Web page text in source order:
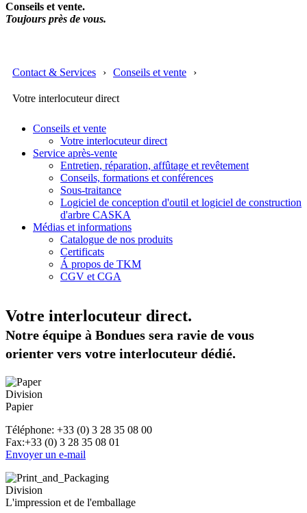
Conseils et vente.
Toujours près de vous.
Contact & Services Conseils et vente
Votre interlocuteur direct
Conseils et vente
Votre interlocuteur direct
Service après-vente
Entretien, réparation, affûtage et revêtement
Conseils, formations et conférences
Sous-traitance
Logiciel de conception d'outil et logiciel de construction
d'arbre CASKA
Médias et informations
Catalogue de nos produits
Certificats
Á propos de TKM
CGV et CGA
Votre interlocuteur direct.
Notre équipe à Bondues sera ravie de vous
orienter vers votre interlocuteur dédié.
Division
Papier
Téléphone: +33 (0) 3 28 35 08 00
Fax:+33 (0) 3 28 35 08 01
Envoyer un e-mail
Division
L'impression et de l'emballage